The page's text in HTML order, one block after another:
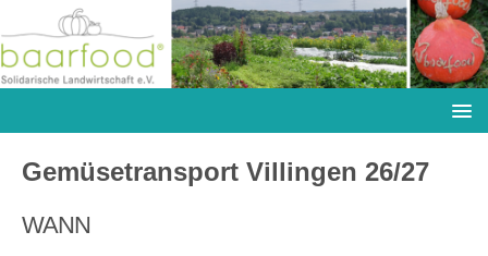
Gemüsetransport Villingen 26/27
WANN